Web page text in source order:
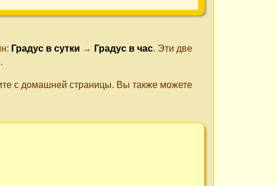
Градус в сутки → Градус в час. Эти две
.
с домашней страницы. Вы также можете